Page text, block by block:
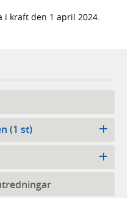
i kraft den 1 april 2024.
(1 st)